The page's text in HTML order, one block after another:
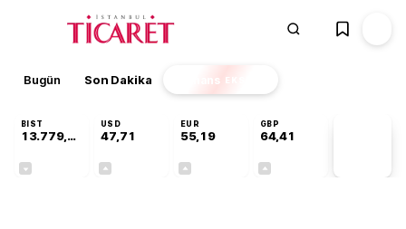
Bugün Son Dakika Finans EKSTRA
BIST
13.779,39
USD
47,71
EUR
55,19
GBP
64,41